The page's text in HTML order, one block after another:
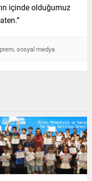
içinde olduğumuz
, sosyal medya